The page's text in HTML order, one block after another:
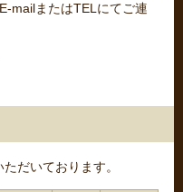
mailまたはTELにてご連
だいております。